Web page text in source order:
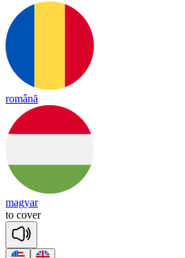
română
magyar
to cover